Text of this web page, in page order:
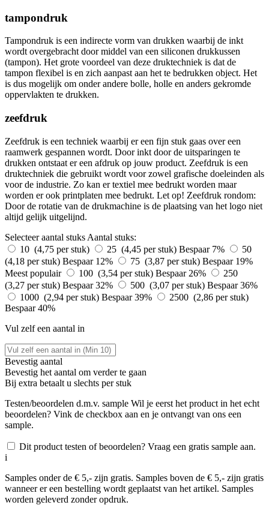
tampondruk
Tampondruk is een indirecte vorm van drukken waarbij de inkt
wordt overgebracht door middel van een siliconen drukkussen
(tampon). Het grote voordeel van deze druktechniek is dat de
tampon flexibel is en zich aanpast aan het te bedrukken object. Het
is dus mogelijk om onder andere bolle, holle en anders gekromde
oppervlakten te drukken.
zeefdruk
Zeefdruk is een techniek waarbij er een fijn stuk gaas over een
raamwerk gespannen wordt. Door inkt door de uitsparingen te
drukken ontstaat er een afdruk op jouw product. Zeefdruk is een
druktechniek die gebruikt wordt voor zowel grafische doeleinden als
voor de industrie. Zo kan er textiel mee bedrukt worden maar
worden er ook printplaten mee bedrukt. Let op! Zeefdruk rondom:
Door de rotatie van de drukmachine is de plaatsing van het logo niet
altijd gelijk uitgelijnd.
Selecteer aantal stuks Aantal stuks:
10 (4,75 per stuk)
25 (4,45 per stuk) Bespaar 7%
50
(4,18 per stuk) Bespaar 12% 75 (3,87 per stuk) Bespaar 19%
Meest populair
100 (3,54 per stuk) Bespaar 26%
250
(3,27 per stuk) Bespaar 32% 500 (3,07 per stuk) Bespaar 36%
1000 (2,94 per stuk) Bespaar 39%
2500 (2,86 per stuk)
Bespaar 40%
Vul zelf een aantal in
Bevestig aantal
Bevestig het aantal om verder te gaan
Bij extra betaalt u slechts per stuk
Testen/beoordelen d.m.v. sample Wil je eerst het product in het echt
beoordelen? Vink de checkbox aan en je ontvangt van ons een
sample.
Dit product testen of beoordelen? Vraag een gratis sample aan.
i
Samples onder de € 5,- zijn gratis. Samples boven de € 5,- zijn gratis
wanneer er een bestelling wordt geplaatst van het artikel. Samples
worden geleverd zonder opdruk.